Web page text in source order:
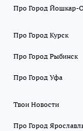
Про Город Йошкар-
Про Город Курск
Про Город Рыбинск
Про Город Уфа
Твои Новости
Про Город